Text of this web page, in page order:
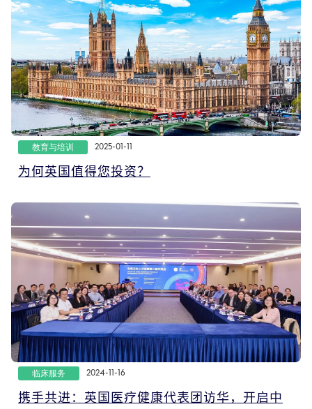
教育与培训 2025-01-11
为何英国值得您投资？
临床服务 2024-11-16
携手共进：英国医疗健康代表团访华，开启中